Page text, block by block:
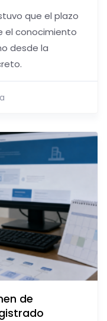
que el plazo
el conocimiento
desde la
de